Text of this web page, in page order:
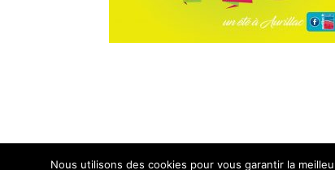
Nous utilisons des cookies pour vous garantir la